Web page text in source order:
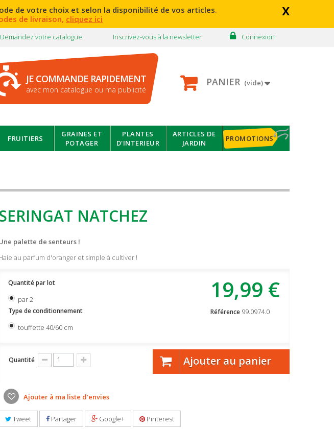
x
de votre choix et selon la disponibilité de vos articles.
de livraison, cliquez ici
Connexion
Inscrivez-vous à la newsletter
Demandez votre catalogue
JE COMMANDE RAPIDEMENT
avec mon catalogue ou ma publicité
PANIER (vide)
FRUITIERS
GRAINES ET
POTAGER
PLANTES
D'INTERIEUR
ARTICLES DE
JARDIN
PROMOTIONS
NATCHEZ
palette de senteurs !
au parfum d'oranger et simple à cultiver !
19,99 €
Référence 99.0974.0
Quantité par lot
par 2
Type de conditionnement
touffette 40/60 cm
Quantité Ajouter au panier
Ajouter à ma liste d'envies
Tweet Partager Google+ Pinterest